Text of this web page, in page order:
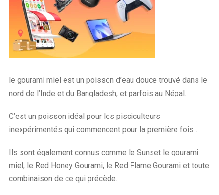
le gourami miel est un poisson d’eau douce trouvé dans le
nord de l’Inde et du Bangladesh, et parfois au Népal.
C’est un poisson idéal pour les pisciculteurs
inexpérimentés qui commencent pour la première fois .
Ils sont également connus comme le Sunset le gourami
miel, le Red Honey Gourami, le Red Flame Gourami et toute
combinaison de ce qui précède.